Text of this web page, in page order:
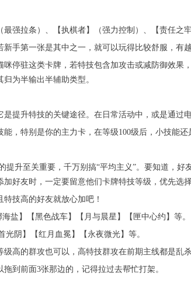
最强拉条）、【执棋者】（强力控制）、【责任之
新手第一张是其中之一，就可以玩得比较舒服，有
咪停驻这类卡牌，若特技包含加攻击或减防御效
归为半输出半辅助类型。
是提升特技的关键途径。在日常活动中，或是通过
能，特别是你的主力卡，在等级100级后，小技能
提升至关重要，千万别搞“平均主义”。要知道，
加好友时，一定要留意他们卡牌特技等级，优先选
特技高的好友就放心加吧！
盐】【黑色战车】【月与晨星】【匣中心约】等。
光阴】【红月血冕】【永夜微光】等。
级高的群攻也可以，高特技群攻在前期主线都是乱杀
拖到前面3张那边的，记得拉过去帮忙打架。